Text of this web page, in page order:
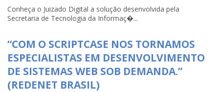
Conheça o Juizado Digital a solução desenvolvida pela
Secretaria de Tecnologia da Informaç�...
“COM O SCRIPTCASE NOS TORNAMOS
ESPECIALISTAS EM DESENVOLVIMENTO
DE SISTEMAS WEB SOB DEMANDA.”
(REDENET BRASIL)